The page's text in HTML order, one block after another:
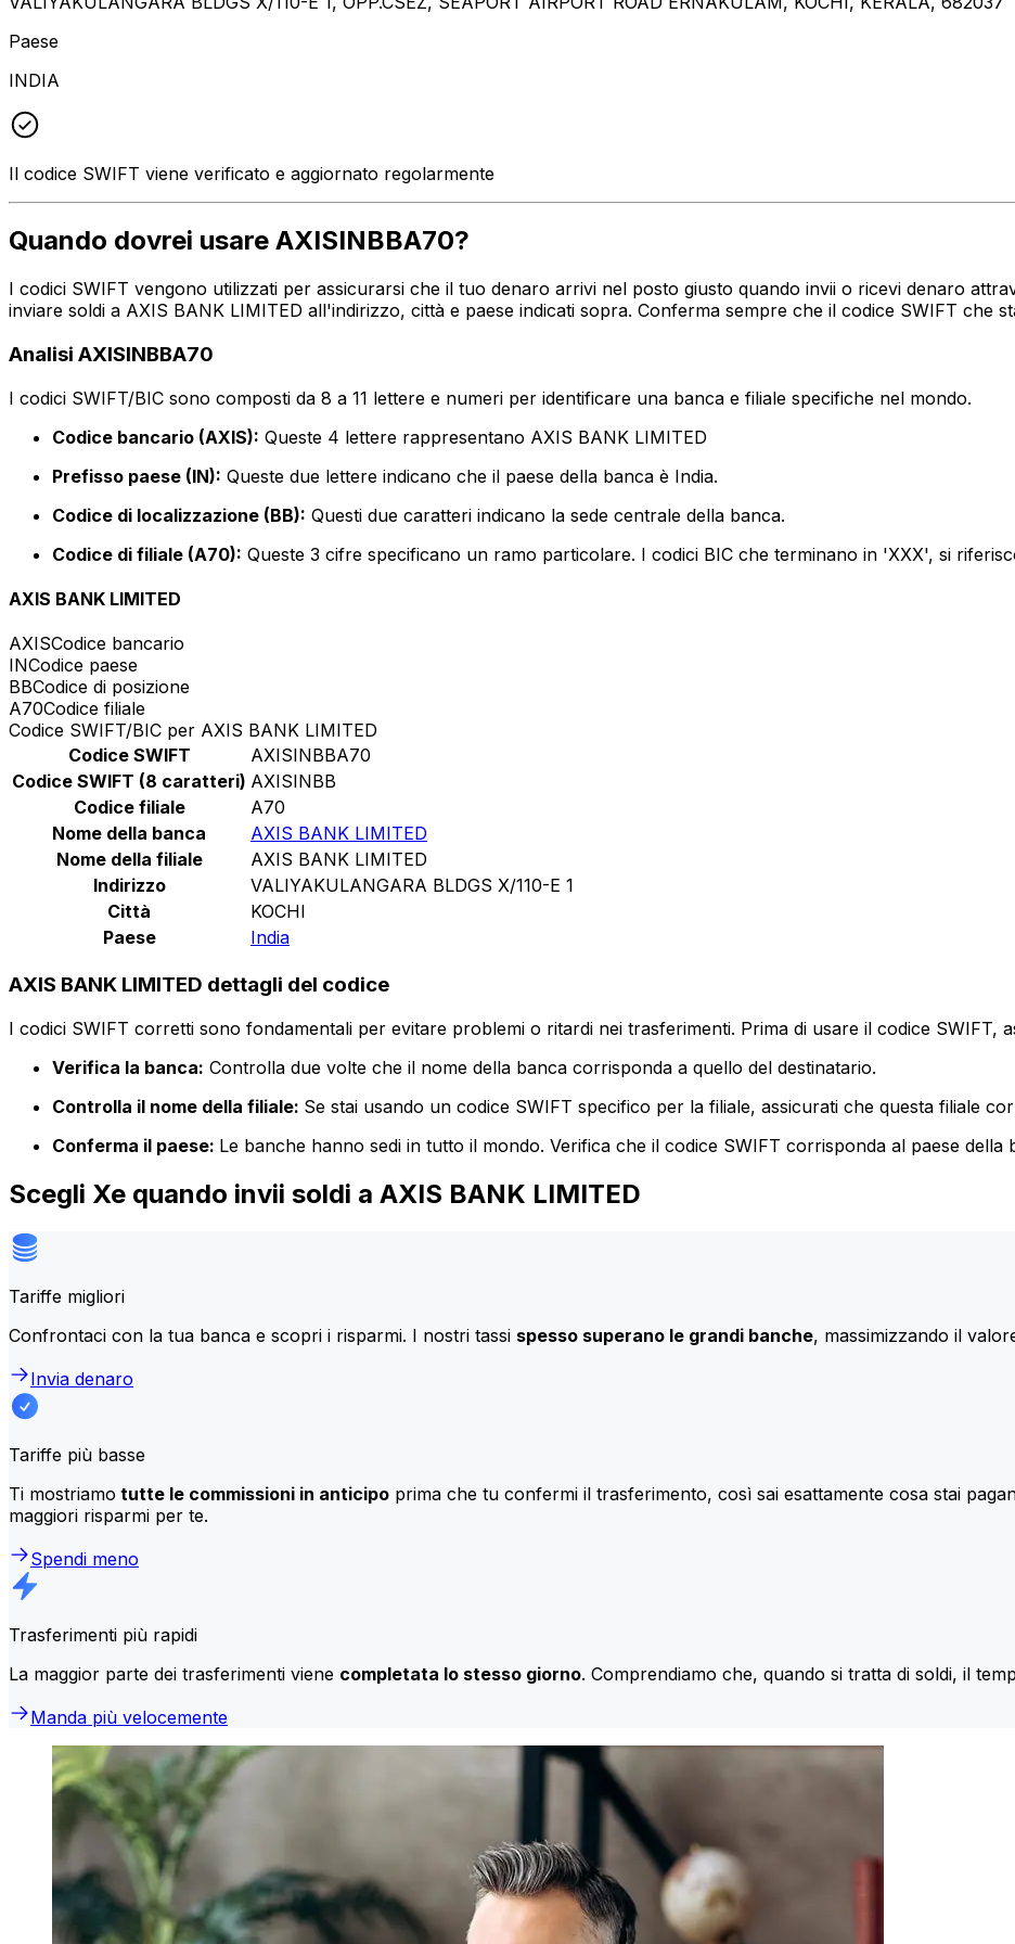
Paese
INDIA
Il codice SWIFT viene verificato e aggiornato regolarmente
Quando dovrei usare AXISINBBA70?
I codici SWIFT vengono utilizzati per assicurarsi che il tuo denaro arrivi nel posto giusto quando invii o ricevi denaro
inviare soldi a AXIS BANK LIMITED all'indirizzo, città e paese indicati sopra. Conferma sempre che il codice SWIFT che
Analisi AXISINBBA70
I codici SWIFT/BIC sono composti da 8 a 11 lettere e numeri per identificare una banca e filiale specifiche nel mondo.
Codice bancario (AXIS): Queste 4 lettere rappresentano AXIS BANK LIMITED
Prefisso paese (IN): Queste due lettere indicano che il paese della banca è India.
Codice di localizzazione (BB): Questi due caratteri indicano la sede centrale della banca.
Codice di filiale (A70): Queste 3 cifre specificano un ramo particolare. I codici BIC che terminano in 'XXX', si
AXIS BANK LIMITED
AXISCodice bancario
INCodice paese
BBCodice di posizione
A70Codice filiale
Codice SWIFT/BIC per AXIS BANK LIMITED
Codice SWIFT
AXISINBBA70
Codice SWIFT (8 caratteri) AXISINBB
Codice filiale
A70
Nome della banca
AXIS BANK LIMITED
Nome della filiale
AXIS BANK LIMITED
Indirizzo
VALIYAKULANGARA BLDGS X/110-E 1
Città
KOCHI
Paese
India
AXIS BANK LIMITED dettagli del codice
I codici SWIFT corretti sono fondamentali per evitare problemi o ritardi nei trasferimenti. Prima di usare il codice SWIFT,
Verifica la banca: Controlla due volte che il nome della banca corrisponda a quello del destinatario.
Controlla il nome della filiale: Se stai usando un codice SWIFT specifico per la filiale, assicurati che questa filiale
Conferma il paese: Le banche hanno sedi in tutto il mondo. Verifica che il codice SWIFT corrisponda al paese della
Scegli Xe quando invii soldi a AXIS BANK LIMITED
Tariffe migliori
Confrontaci con la tua banca e scopri i risparmi. I nostri tassi spesso superano le grandi banche, massimizzando il
Invia denaro
Tariffe più basse
Ti mostriamo tutte le commissioni in anticipo prima che tu confermi il trasferimento, così sai esattamente cosa stai
maggiori risparmi per te.
Spendi meno
Trasferimenti più rapidi
La maggior parte dei trasferimenti viene completata lo stesso giorno. Comprendiamo che, quando si tratta di soldi, il
Manda più velocemente